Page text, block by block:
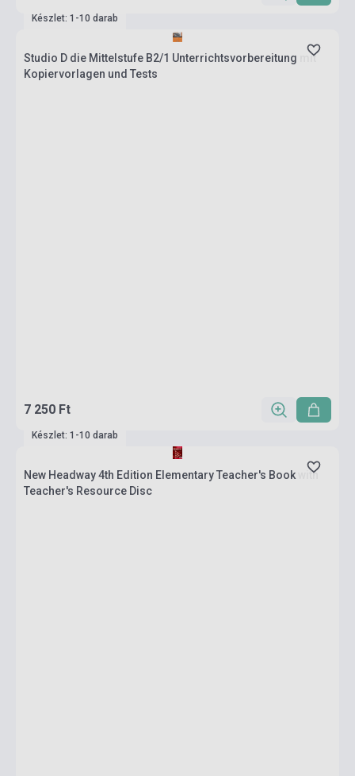
Készlet: 1-10 darab
Studio D die Mittelstufe B2/1 Unterrichtsvorbereitung mit
Kopiervorlagen und Tests
7 250 Ft
Készlet: 1-10 darab
New Headway 4th Edition Elementary Teacher's Book with
Teacher's Resource Disc